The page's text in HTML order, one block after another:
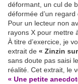
déformant, un cul de
déformée d’un regard
Pour un lecteur non
rayons X pour mettre
À titre d’exercice, je
extrait de « Zinzin
sans doute pas saisi
réalité. Cet extrait, le
« Une petite